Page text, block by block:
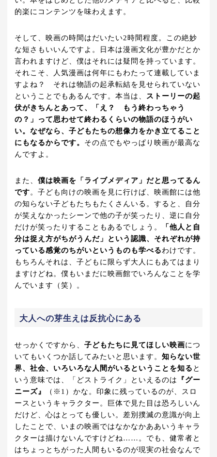
的楽にコンテンツを味わえます。
そして、映画の時間はだいたい2時間程度。この絶妙
な短さもいいんですよ。日本は漫画文化が豊かだとか
言われますけど、僕はそれには疑問を持っています。
それこそ、人気漫画は何年にもわたって連載していま
すよね？ それは物語の起承転結を見せられていない
ということでもあるんです。本当は、 ストーリーの起
伏がきちんとあって、「え？ もう終わっちゃう
の？」って思わせて終わるくらいの物語のほうがい
い。なぜなら、子どもたちの想像力をかき立てること
にもなるからです。 その点でもやっぱり映画が最高な
んですよ。
また、 僕は映画を「ライブメディア」だと思ってるん
です。子ども向けの映画を見に行けば、映画館には他
の知らない子どもたちもたくさんいる。すると、自分
が笑えなかったシーンで他の子が笑ったり、逆に自分
だけが笑ったりすることもあるでしょう。
「他人と自
分は捉え方がちがうんだ」という認識、それぞれが持
っている感覚のちがいというものも学べるわけです。
もちろんそれは、子どもに限らず大人にもあてはまり
ますけどね。僕もいまだに映画館でいろんなことを学
んでいます（笑）。
大人への芽生えは反抗心にある
せっかくですから、 子どもたちに見てほしい映画につ
いてもいくつか話してみたいと思います。 知らない世
界、社会、いろいろな人間がいるということを知る と
いう意味では、「どストライク」といえるのは
『グー
ニーズ』
（※1）かな。印象に残っているのが、スロ
ースというキャラクター。巨体で見た目は恐ろしいん
だけど、心はとっても優しい。差別撲滅の意識が向上
したことで、いまの映画ではなかなかああいうキャラ
クターは描けないんですけどね……。でも、健常者と
はちょっとちがった人間もいるのが現実の社会なんで